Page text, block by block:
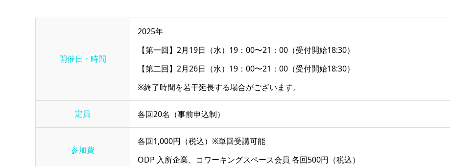
開催日・時間
2025年
【第一回】2月19日（水）19：00〜21：00（受付開始18:30）
【第二回】2月26日（水）19：00〜21：00（受付開始18:30）
※終了時間を若干延長する場合がございます。
定員 各回20名（事前申込制）
参加費
各回1,000円（税込）※単回受講可能
ODP 入所企業、コワーキングスペース会員 各回500円（税込）